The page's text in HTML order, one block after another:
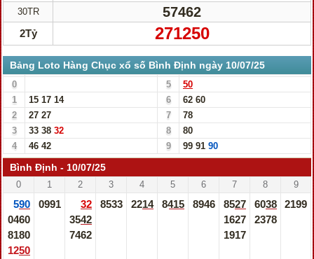
30TR 57462
2Tỷ 271250
Bảng Loto Hàng Chục xổ số Bình Định ngày 10/07/25
0 5
50
1
15 17 14 6 62 60
2
27 27 7
78
3
33 38 32 8
80
4
46 42 9 99 91 90
Bình Định - 10/07/25
0 1 2 3 4 5 6 7 8 9
590
0460
8180
1250
0991
32
3542
7462
8533 2214 8415 8946
8527
1627
1917
6038
2378
2199